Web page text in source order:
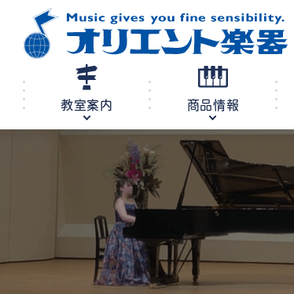
教室案内
教室案内
商品情報
商品情報
修理・調律
レンタル
店舗案内